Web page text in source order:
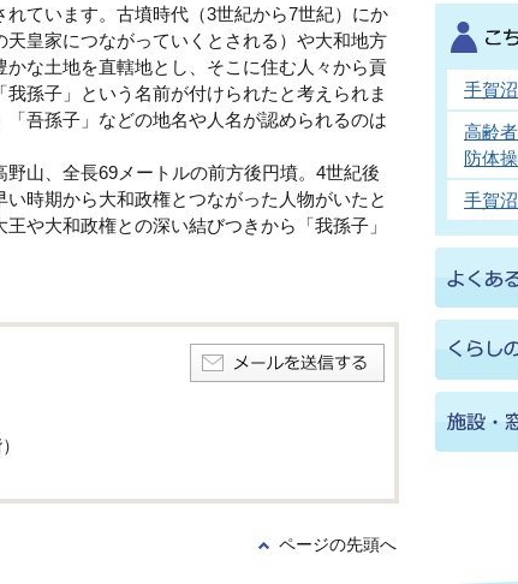
ています。古墳時代（3世紀から7世紀）にか
皇家につながっていくとされる）や大和地方
な土地を直轄地とし、そこに住む人々から貢
孫子」という名前が付けられたと考えられま
吾孫子」などの地名や人名が認められるのは
山、全長69メートルの前方後円墳。4世紀後
時期から大和政権とつながった人物がいたと
や大和政権との深い結びつきから「我孫子」
ページの先頭へ
手賀
高齢
防体
手賀